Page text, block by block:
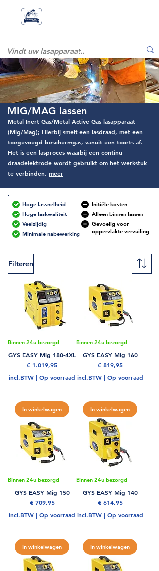
Lasapparaat
store
MIG/MAG lassen
Metal Inert Gas/Metal Active Gas lasapparaat
(Mig/Mag); Hierbij smelt een lasdraad, met een
toegevoegd beschermgas, vanuit een toorts af.
Het is een lasproces waarbij een continu
draadelektrode wordt gebruikt om het werkstuk
te verbinden. meer
Hoge lassnelheid
Initiële kosten
Hoge laskwaliteit
Alleen binnen lassen
Veelzijdig
Minimale nabewerking
Gevoelig voor
oppervlakte vervuiling
Filteren
Binnen 24u bezorgd
GYS EASY Mig 180-4XL
Prijs
€ 1.019,95
incl.BTW | Op voorraad
In winkelwagen
Binnen 24u bezorgd
GYS EASY Mig 160
Prijs
€ 819,95
incl.BTW | Op voorraad
In winkelwagen
Binnen 24u bezorgd
GYS EASY Mig 150
Prijs
€ 709,95
incl.BTW | Op voorraad
In winkelwagen
Binnen 24u bezorgd
GYS EASY Mig 140
Prijs
€ 614,95
incl.BTW | Op voorraad
In winkelwagen